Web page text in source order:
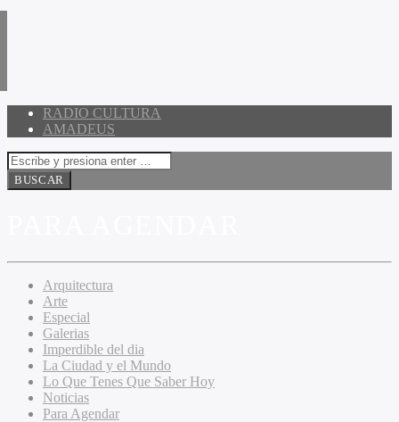
RADIO CULTURA
AMADEUS
Arquitectura
Arte
Especial
Galerias
Imperdible del dia
La Ciudad y el Mundo
Lo Que Tenes Que Saber Hoy
Noticias
Para Agendar